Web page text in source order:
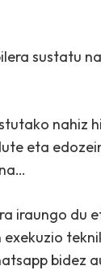
sustatu
nahiz
eta
iraungo du
bidez